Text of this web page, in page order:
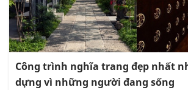
Công trình nghĩa trang đẹp nhất
dựng vì những người đang sống